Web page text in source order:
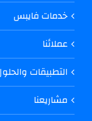
خدمات فايبس
عملائنا
التطبيقات
مشاريعنا